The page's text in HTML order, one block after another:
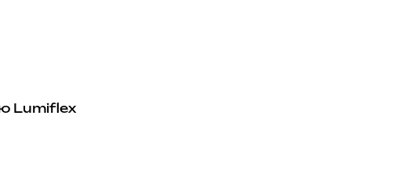
Lumiflex